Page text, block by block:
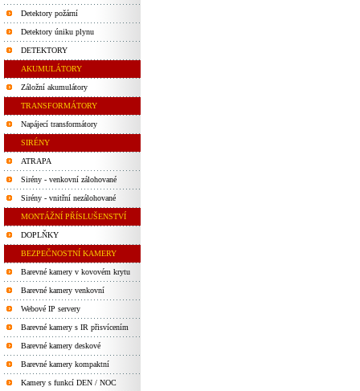
Detektory požární
Detektory úniku plynu
DETEKTORY
AKUMULÁTORY
Záložní akumulátory
TRANSFORMÁTORY
Napájecí transformátory
SIRÉNY
ATRAPA
Sirény - venkovní zálohované
Sirény - vnitřní nezálohované
MONTÁŽNÍ PŘÍSLUŠENSTVÍ
DOPLŇKY
BEZPEČNOSTNÍ KAMERY
Barevné kamery v kovovém krytu
Barevné kamery venkovní
Webové IP servery
Barevné kamery s IR přisvícením
Barevné kamery deskové
Barevné kamery kompaktní
Kamery s funkcí DEN / NOC